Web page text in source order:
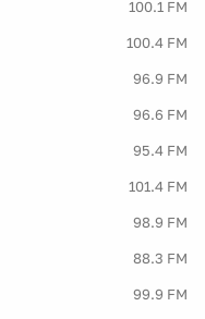
100.1 FM
100.4 FM
96.9 FM
96.6 FM
95.4 FM
101.4 FM
98.9 FM
88.3 FM
99.9 FM